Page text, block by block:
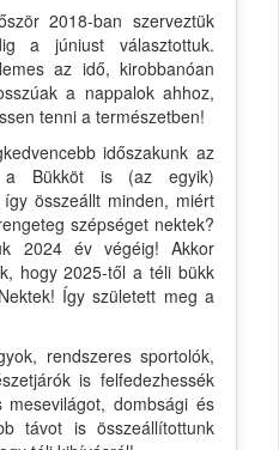
2018-ban szerveztük
a júniust választottuk.
az idő, kirobbanóan
a nappalok ahhoz,
tenni a természetben!
időszakunk az
a Bükköt is (az egyik)
összeállt minden, miért
szépséget nektek?
2024 év végéig! Akkor
hogy 2025-től a téli bükk
Így született meg a
rendszeres sportolók,
is felfedezhessék
dombsági és
távot is összeállítottunk